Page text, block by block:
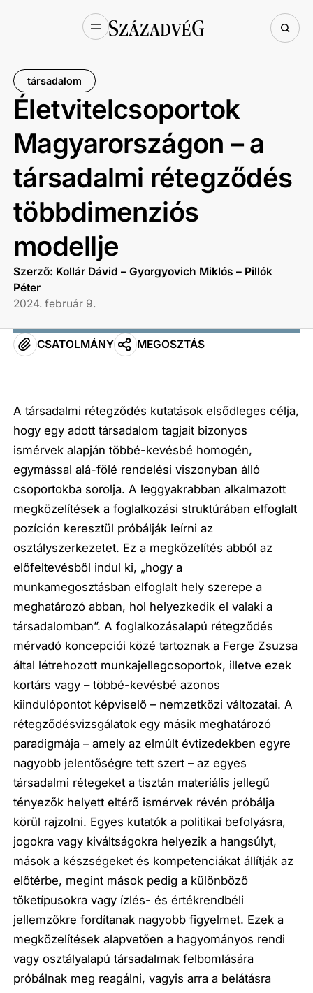
társadalom
Életvitelcsoportok
Magyarországon – a
társadalmi rétegződés
többdimenziós
modellje
Szerző: Kollár Dávid – Gyorgyovich Miklós – Pillók
Péter
2024. február 9.
CSATOLMÁNY MEGOSZTÁS
A társadalmi rétegződés kutatások elsődleges célja,
hogy egy adott társadalom tagjait bizonyos
ismérvek alapján többé-kevésbé homogén,
egymással alá-fölé rendelési viszonyban álló
csoportokba sorolja. A leggyakrabban alkalmazott
megközelítések a foglalkozási struktúrában elfoglalt
pozíción keresztül próbálják leírni az
osztályszerkezetet. Ez a megközelítés abból az
előfeltevésből indul ki, „hogy a
munkamegosztásban elfoglalt hely szerepe a
meghatározó abban, hol helyezkedik el valaki a
társadalomban”. A foglalkozásalapú rétegződés
mérvadó koncepciói közé tartoznak a Ferge Zsuzsa
által létrehozott munkajellegcsoportok, illetve ezek
kortárs vagy – többé-kevésbé azonos
kiindulópontot képviselő – nemzetközi változatai. A
rétegződésvizsgálatok egy másik meghatározó
paradigmája – amely az elmúlt évtizedekben egyre
nagyobb jelentőségre tett szert – az egyes
társadalmi rétegeket a tisztán materiális jellegű
tényezők helyett eltérő ismérvek révén próbálja
körül rajzolni. Egyes kutatók a politikai befolyásra,
jogokra vagy kiváltságokra helyezik a hangsúlyt,
mások a készségeket és kompetenciákat állítják az
előtérbe, megint mások pedig a különböző
tőketípusokra vagy ízlés- és értékrendbéli
jellemzőkre fordítanak nagyobb figyelmet. Ezek a
megközelítések alapvetően a hagyományos rendi
vagy osztályalapú társadalmak felbomlására
próbálnak meg reagálni, vagyis arra a belátásra